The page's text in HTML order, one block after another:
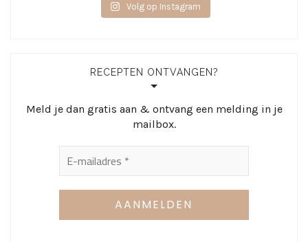
Volg op Instagram
RECEPTEN ONTVANGEN?
Meld je dan gratis aan & ontvang een melding in je
mailbox.